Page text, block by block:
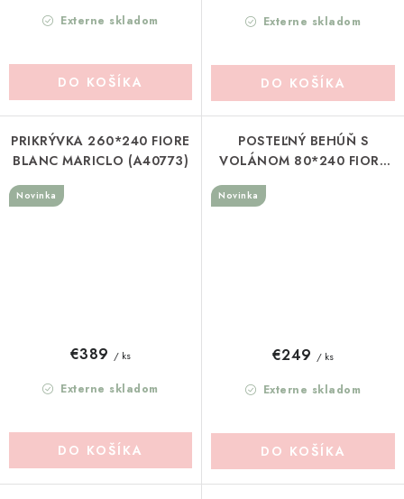
Externe skladom
DO KOŠÍKA
Externe skladom
DO KOŠÍKA
PRIKRÝVKA 260*240 FIORE
BLANC MARICLO (A40773)
Novinka
Externe skladom
€389 / ks
DO KOŠÍKA
POSTEĽNÝ BEHÚŇ S
VOLÁNOM 80*240 FIORE
Novinka
Externe skladom
€249 / ks
DO KOŠÍKA